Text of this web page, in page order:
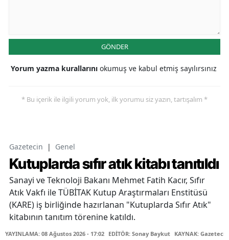
GÖNDER
Yorum yazma kurallarını okumuş ve kabul etmiş sayılırsınız
* Bu içerik ile ilgili yorum yok, ilk yorumu siz yazın, tartışalım *
Gazetecin | Genel
Kutuplarda sıfır atık kitabı tanıtıldı
Sanayi ve Teknoloji Bakanı Mehmet Fatih Kacır, Sıfır
Atık Vakfı ile TÜBİTAK Kutup Araştırmaları Enstitüsü
(KARE) iş birliğinde hazırlanan "Kutuplarda Sıfır Atık"
kitabının tanıtım törenine katıldı.
YAYINLAMA: 08 Ağustos 2026 - 17:02 EDİTÖR: Sonay Baykut KAYNAK: Gazetecin